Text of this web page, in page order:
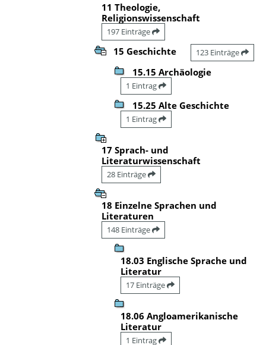
11 Theologie,
Religionswissenschaft
197 Einträge
15 Geschichte 123 Einträge
15.15 Archäologie
1 Eintrag
15.25 Alte Geschichte
1 Eintrag
17 Sprach- und
Literaturwissenschaft
28 Einträge
18 Einzelne Sprachen und
Literaturen
148 Einträge
18.03 Englische Sprache und
Literatur
17 Einträge
18.06 Angloamerikanische
Literatur
1 Eintrag